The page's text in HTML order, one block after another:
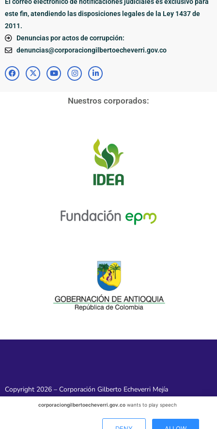
este fin, atendiendo las disposiciones legales de la Ley 1437 de
2011.
Denuncias por actos de corrupción:
denuncias@corporaciongilbertoecheverri.gov.co
Nuestros corporados:
Copyright 2026 – Corporación Gilberto Echeverri Mejía
corporaciongilbertoecheverri.gov.cowants to play speech